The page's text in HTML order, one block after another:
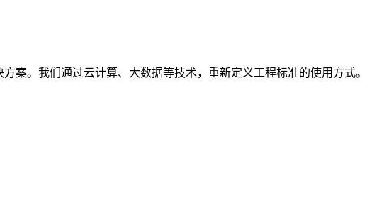
案。我们通过云计算、大数据等技术，重新定义工程标准的使用方式。